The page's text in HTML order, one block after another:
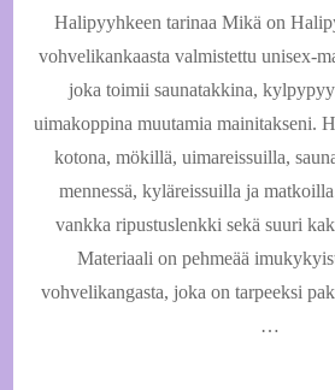
Halipyyhkeen tarinaa Mikä on
vohvelikankaasta valmistettu unisex-
joka toimii saunatakkina,
uimakoppina muutamia mainitakseni.
kotona, mökillä, uimareissuilla,
mennessä, kyläreissuilla ja
vankka ripustuslenkki sekä suuri
Materiaali on pehmeää
vohvelikangasta, joka on tarpeeksi
…